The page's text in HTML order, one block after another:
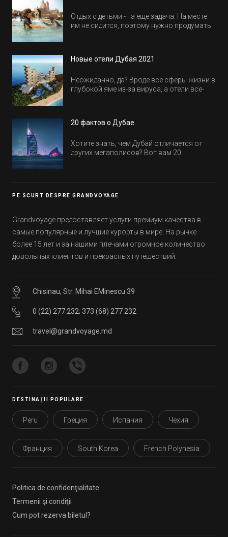
Отдых с детьми - та еще задача. На месте
им не сидится, поэтому нужно продумать
Новые отели Дубая 2021
Неожиданно, да? Вроде все сферы жизни в
глубокой яме из-за вируса, а отели все-
обычно на первые заезды дают промо-
20 фактов о Дубае
Хотите знать, чем Дубай отличается от
других мегаполисов? Вот вам 20
PE SCURT DESPRE GRANDVOYAGE
Grandvoyage предоставляет услуги премиум качества в
самые популярные и лучшие курорты в мире. На рынке
более 15 лет и за нашими плечами огромное количество
довольных клиентов и прекрасных путешествий.
Chisinau, Str. Mihai EMinescu 39
0 (22) 277 232; 373 (68) 277 232
travel@grandvoyage.md
DESTINAȚII POPULARE
Peru Греция Испания Чехия
Франция South Korea French Polynesia
Politica de confidenţialitate
Termenii şi condiţii
Cum pot rezerva biletul?